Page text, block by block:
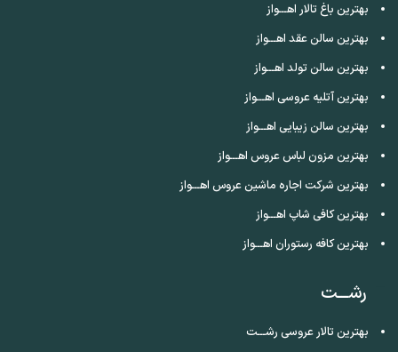
بهترین باغ تالار اهـــواز
بهترین سالن عقد اهـــواز
بهترین سالن تولد اهـــواز
بهترین آتلیه عروسی اهـــواز
بهترین سالن زیبایی اهـــواز
بهترین مزون لباس عروس اهـــواز
بهترین شرکت اجاره ماشین عروس اهـــواز
بهترین کافی شاپ اهـــواز
بهترین کافه رستوران اهـــواز
رشـــت
بهترین تالار عروسی رشـــت